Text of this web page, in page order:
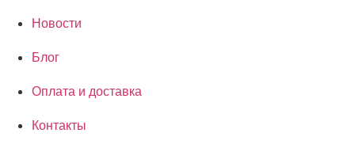
Новости
Блог
Оплата и доставка
Контакты